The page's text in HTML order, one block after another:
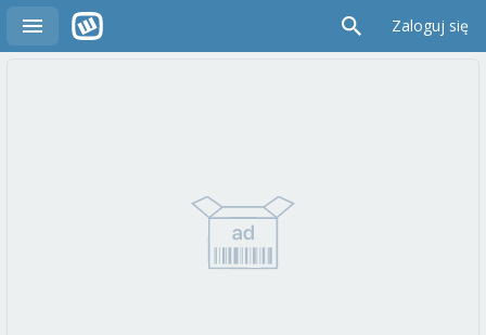
Zaloguj się